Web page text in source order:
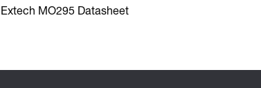
Extech MO295 Datasheet